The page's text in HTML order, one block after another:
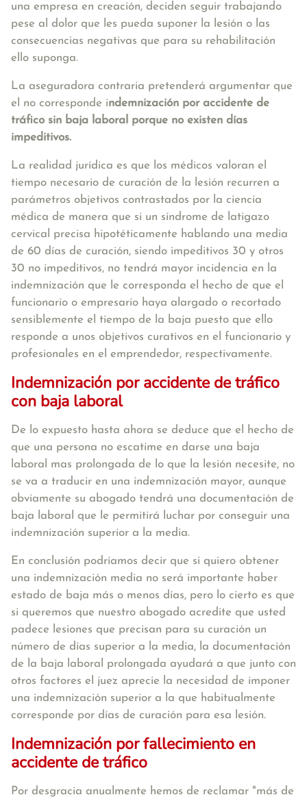
una empresa en creación, deciden seguir trabajando
pese al dolor que les pueda suponer la lesión o las
consecuencias negativas que para su rehabilitación
ello suponga.
La aseguradora contraria pretenderá argumentar que
el no corresponde indemnización por accidente de
tráfico sin baja laboral porque no existen días
impeditivos.
La realidad jurídica es que los médicos valoran el
tiempo necesario de curación de la lesión recurren a
parámetros objetivos contrastados por la ciencia
médica de manera que si un síndrome de latigazo
cervical precisa hipotéticamente hablando una media
de 60 días de curación, siendo impeditivos 30 y otros
30 no impeditivos, no tendrá mayor incidencia en la
indemnización que le corresponda el hecho de que el
funcionario o empresario haya alargado o recortado
sensiblemente el tiempo de la baja puesto que ello
responde a unos objetivos curativos en el funcionario y
profesionales en el emprendedor, respectivamente.
Indemnización por accidente de tráfico
con baja laboral
De lo expuesto hasta ahora se deduce que el hecho de
que una persona no escatime en darse una baja
laboral mas prolongada de lo que la lesión necesite, no
se va a traducir en una indemnización mayor, aunque
obviamente su abogado tendrá una documentación de
baja laboral que le permitirá luchar por conseguir una
indemnización superior a la media.
En conclusión podríamos decir que si quiero obtener
una indemnización media no será importante haber
estado de baja más o menos días, pero lo cierto es que
si queremos que nuestro abogado acredite que usted
padece lesiones que precisan para su curación un
número de días superior a la media, la documentación
de la baja laboral prolongada ayudará a que junto con
otros factores el juez aprecie la necesidad de imponer
una indemnización superior a la que habitualmente
corresponde por días de curación para esa lesión.
Indemnización por fallecimiento en
accidente de tráfico
Por desgracia anualmente hemos de reclamar "más de